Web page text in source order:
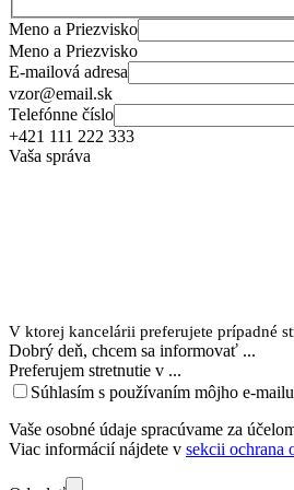
Meno a Priezvisko
Meno a Priezvisko
E-mailová adresa
vzor@email.sk
Telefónne číslo
+421 111 222 333
Vaša správa
V ktorej kancelárii preferujete prípadné
Dobrý deň, chcem sa informovať ...
Preferujem stretnutie v ...
Súhlasím s používaním môjho e-
Vaše osobné údaje spracúvame za
Viac informácií nájdete v sekcii ochrana